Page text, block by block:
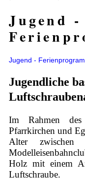
Jugend -
Jugend -
Jugendliche
Im Rahmen des
Pfarrkirchen und
Alter
Holz mit einem
Luftschraube.